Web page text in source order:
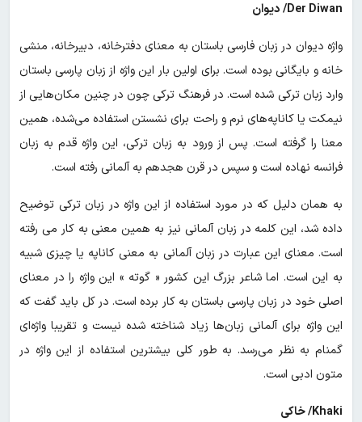
Der Diwan/ دیوان
واژه دیوان در زبان فارسی باستان به معنای دفترخانه، دبیرخانه، منشی
خانه و بایگانی بوده است. برای اولین بار این واژه از زبان پارسی باستان
وارد زبان ترکی شده است. در فرهنگ ترکی چون در چنین مکان‌هایی از
نیمکت یا کاناپه‌های نرم و راحت برای نشستن استفاده می‌شده، همین
معنا را گرفته است. پس از ورود به زبان ترکی، این واژه قدم‌ به زبان
فرانسه نهاده است و سپس در قرن هجدهم به آلمانی رفته است.
به همان دلیل که در مورد استفاده از این واژه در زبان ترکی توضیح
داده شد، این کلمه در زبان آلمانی نیز به همین معنی به کار می رفته
است. معنای این عبارت در زبان آلمانی به معنی کاناپه یا چیزی شبیه
به این است. اما شاعر بزرگ این کشور « گوته » این واژه را در معنای
اصلی خود در زبان پارسی باستان به کار برده است. در کل باید گفت که
این واژه برای آلمانی زبان‌ها زیاد شناخته شده نیست و تقریبا واژه‌ای
گمنام به نظر می‌رسد. به طور کلی بیشترین استفاده از این واژه در
متون ادبی است.
Khaki/ خاکی